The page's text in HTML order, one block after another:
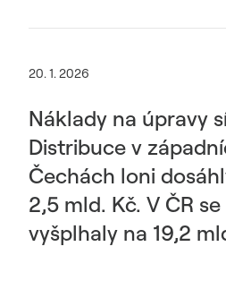
20. 1. 2026
Náklady na úpravy
Distribuce v
Čechách loni
2,5 mld. Kč. V ČR
vyšplhaly na 19,2